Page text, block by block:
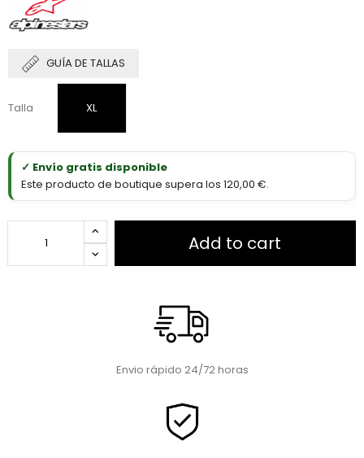
GUÍA DE TALLAS
Talla XL
✓ Envío gratis disponible
Este producto de boutique supera los 120,00 €.
Add to cart
Envio rápido 24/72 horas